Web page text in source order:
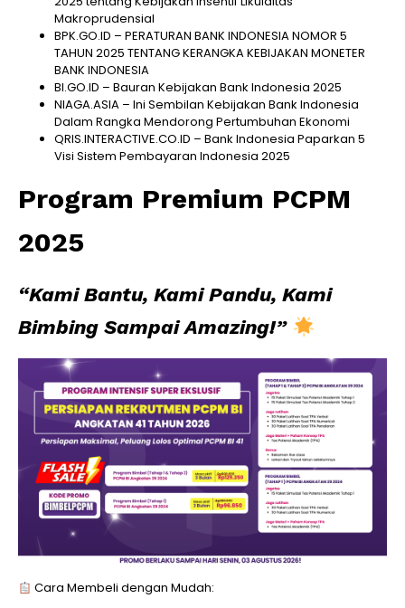
Makroprudensial
BPK.GO.ID – PERATURAN BANK INDONESIA NOMOR 5
TAHUN 2025 TENTANG KERANGKA KEBIJAKAN MONETER
BANK INDONESIA
BI.GO.ID – Bauran Kebijakan Bank Indonesia 2025
NIAGA.ASIA – Ini Sembilan Kebijakan Bank Indonesia
Dalam Rangka Mendorong Pertumbuhan Ekonomi
QRIS.INTERACTIVE.CO.ID – Bank Indonesia Paparkan 5
Visi Sistem Pembayaran Indonesia 2025
Program Premium PCPM
2025
“Kami Bantu, Kami Pandu, Kami
Bimbing Sampai Amazing!”
Cara Membeli dengan Mudah: